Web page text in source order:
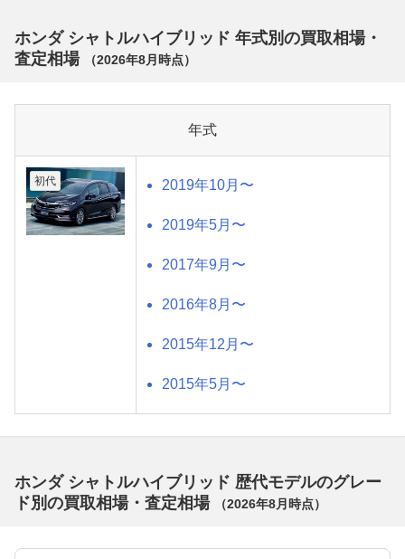
ホンダ シャトルハイブリッド 年式別の買取相場・
査定相場
（2026年8月 時点）
年式
初代 2019年10月〜
2019年5月〜
2017年9月〜
2016年8月〜
2015年12月〜
2015年5月〜
ホンダ シャトルハイブリッド 歴代モデルのグレー
ド別の買取相場・査定相場
（2026年8月 時点）